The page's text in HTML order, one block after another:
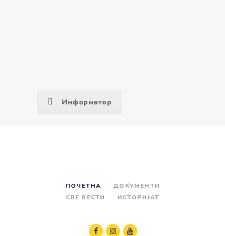
Информатор
ПОЧЕТНА
ДОКУМЕНТИ
СВЕ ВЕСТИ
ИСТОРИЈАТ